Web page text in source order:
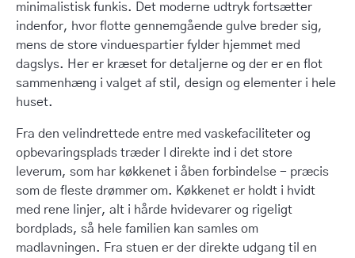
minimalistisk funkis. Det moderne udtryk fortsætter
indenfor, hvor flotte gennemgående gulve breder sig,
mens de store vinduespartier fylder hjemmet med
dagslys. Her er kræset for detaljerne og der er en flot
sammenhæng i valget af stil, design og elementer i hele
huset.
Fra den velindrettede entre med vaskefaciliteter og
opbevaringsplads træder I direkte ind i det store
leverum, som har køkkenet i åben forbindelse - præcis
som de fleste drømmer om. Køkkenet er holdt i hvidt
med rene linjer, alt i hårde hvidevarer og rigeligt
bordplads, så hele familien kan samles om
madlavningen. Fra stuen er der direkte udgang til en